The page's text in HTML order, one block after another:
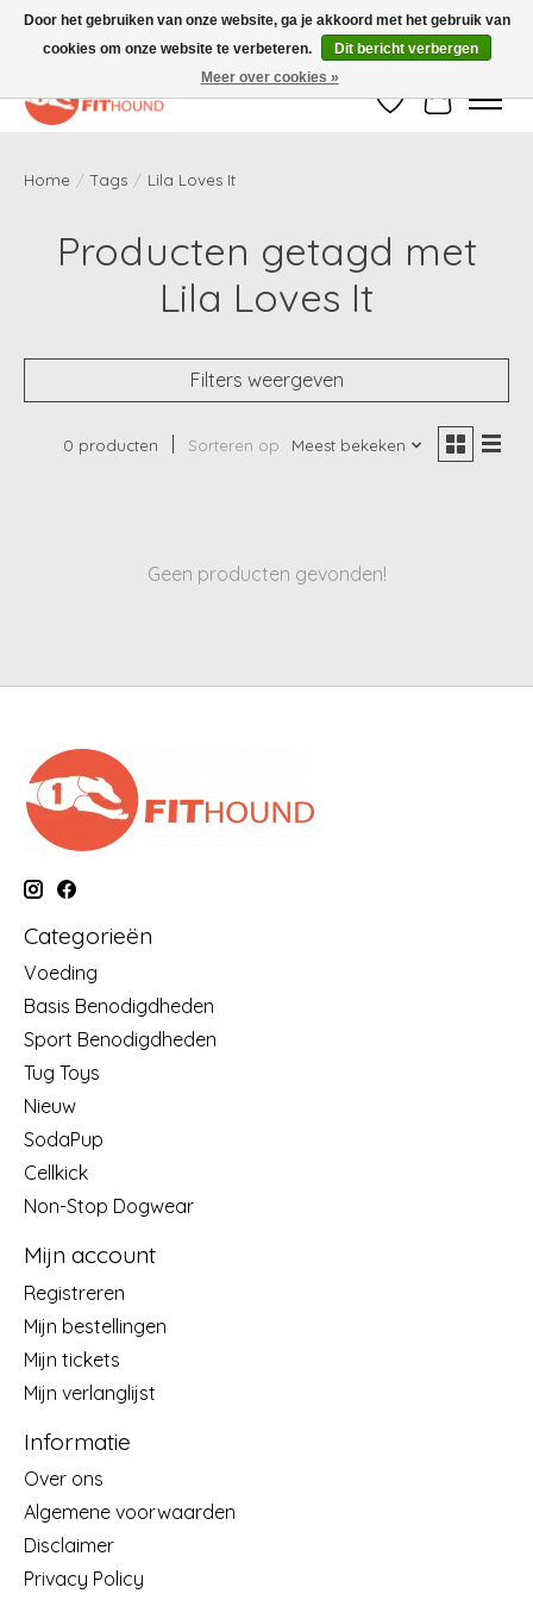
Gratis verzending vanaf €50,-
Verlanglijst
Home / Tags / Lila Loves It
Producten getagd met
Lila Loves It
Filters weergeven
0 producten Sorteren op Meest bekeken
Geen producten gevonden!
Categorieën
Voeding
Basis Benodigdheden
Sport Benodigdheden
Tug Toys
Nieuw
SodaPup
Cellkick
Non-Stop Dogwear
Mijn account
Registreren
Mijn bestellingen
Mijn tickets
Mijn verlanglijst
Informatie
Over ons
Algemene voorwaarden
Disclaimer
Privacy Policy
Door het gebruiken van onze website, ga je akkoord met het gebruik van
cookies om onze website te verbeteren.
Dit bericht verbergen
Meer over cookies »